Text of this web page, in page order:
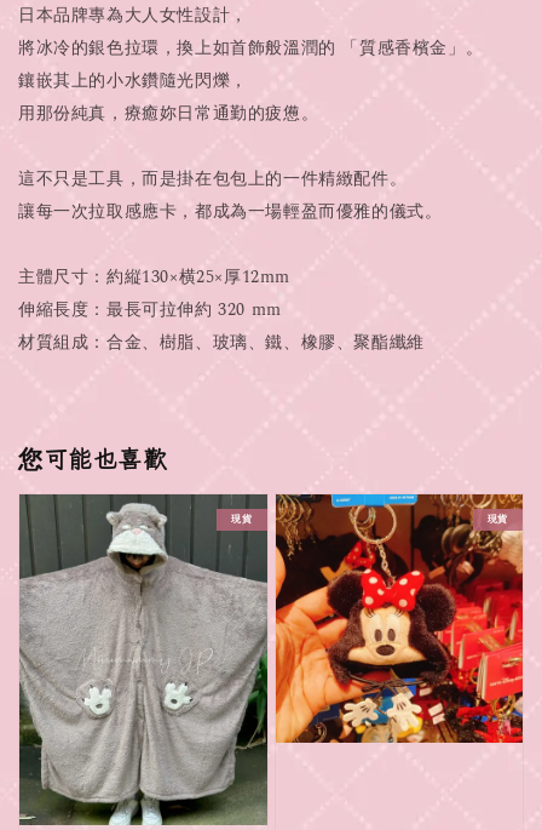
日本品牌專為大人女性設計，
將冰冷的銀色拉環，換上如首飾般溫潤的 「質感香檳金」。
鑲嵌其上的小水鑽隨光閃爍，
用那份純真，療癒妳日常通勤的疲憊。
這不只是工具，而是掛在包包上的一件精緻配件。
讓每一次拉取感應卡，都成為一場輕盈而優雅的儀式。
主體尺寸：約縦130×横25×厚12mm
伸縮長度：最長可拉伸約 320 mm
材質組成：合金、樹脂、玻璃、鐵、橡膠、聚酯纖維
您可能也喜歡
現貨 現貨